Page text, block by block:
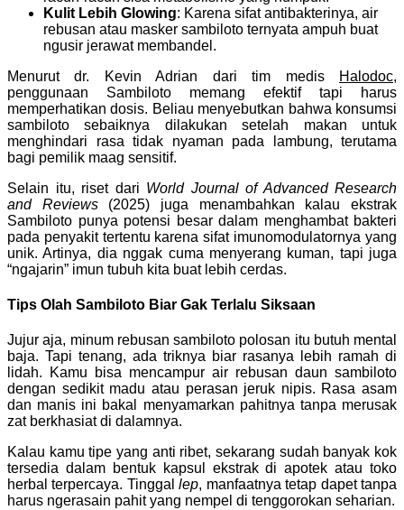
Kulit Lebih Glowing: Karena sifat antibakterinya, air
rebusan atau masker sambiloto ternyata ampuh buat
ngusir jerawat membandel.
Menurut dr. Kevin Adrian dari tim medis
Halodoc,
penggunaan Sambiloto memang efektif tapi harus
memperhatikan dosis. Beliau menyebutkan bahwa konsumsi
sambiloto sebaiknya dilakukan setelah makan untuk
menghindari rasa tidak nyaman pada lambung, terutama
bagi pemilik maag sensitif.
Selain itu, riset dari World Journal of Advanced Research
and Reviews(2025) juga menambahkan kalau ekstrak
Sambiloto punya potensi besar dalam menghambat bakteri
pada penyakit tertentu karena sifat imunomodulatornya yang
unik. Artinya, dia nggak cuma menyerang kuman, tapi juga
“ngajarin” imun tubuh kita buat lebih cerdas.
Tips Olah Sambiloto Biar Gak Terlalu Siksaan
Jujur aja, minum rebusan sambiloto polosan itu butuh mental
baja. Tapi tenang, ada triknya biar rasanya lebih ramah di
lidah. Kamu bisa mencampur air rebusan daun sambiloto
dengan sedikit madu atau perasan jeruk nipis. Rasa asam
dan manis ini bakal menyamarkan pahitnya tanpa merusak
zat berkhasiat di dalamnya.
Kalau kamu tipe yang anti ribet, sekarang sudah banyak kok
tersedia dalam bentuk kapsul ekstrak di apotek atau toko
herbal terpercaya. Tinggallep, manfaatnya tetap dapet tanpa
harus ngerasain pahit yang nempel di tenggorokan seharian.